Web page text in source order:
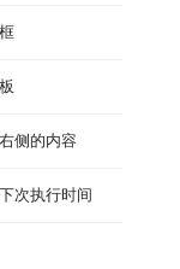
侧的内容
次执行时间